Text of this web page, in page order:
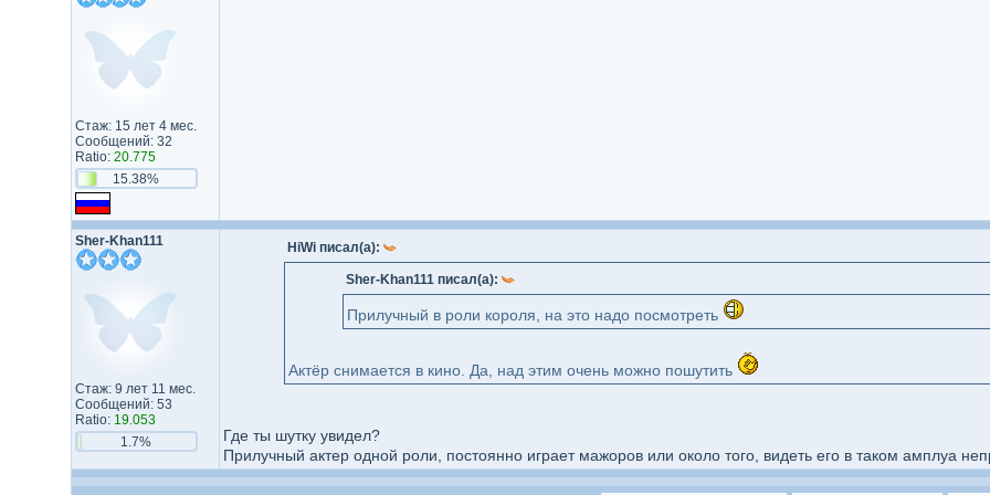
Стаж: 15 лет 4 мес.
Сообщений: 32
Ratio: 20.775
15.38%
Sher-Khan111
Стаж: 9 лет 11 мес.
Сообщений: 53
Ratio: 19.053
1.7%
HiWi писал(а):
Sher-Khan111 писал(а):
Прилучный в роли короля, на это надо посмотреть
Актёр снимается в кино. Да, над этим очень можно пошутить
Где ты шутку увидел?
Прилучный актер одной роли, постоянно играет мажоров или около того, видеть его в таком амплуа